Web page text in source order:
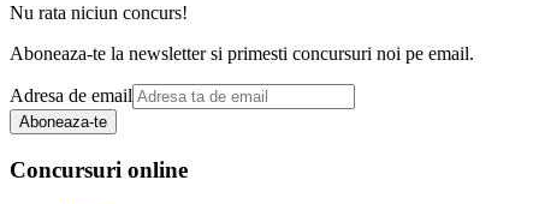
Nu rata niciun concurs!
Aboneaza-te la newsletter si primesti concursuri noi pe email.
Adresa de email
Aboneaza-te
Concursuri online